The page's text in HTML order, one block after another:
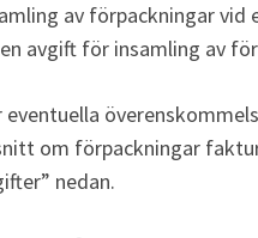
av förpackningar
avgift för insamling av
eventuella
om förpackningar
nedan.